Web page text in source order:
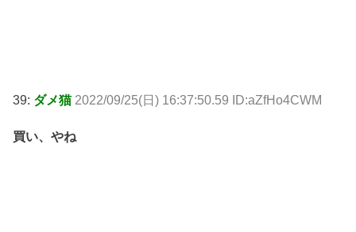
39: ダメ猫 2022/09/25(日) 16:37:50.59 ID:aZfHo4CWM
買い、やね